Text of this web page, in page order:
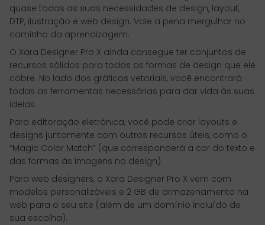
quase todas as suas necessidades de design, layout,
DTP, ilustração e web design. Vale a pena mergulhar no
caminho da aprendizagem.
O Xara Designer Pro X ainda consegue ter conjuntos de
recursos sólidos para todas as formas de design que ele
cobre. No lado dos gráficos vetoriais, você encontrará
todas as ferramentas necessárias para dar vida às suas
ideias.
Para editoração eletrônica, você pode criar layouts e
designs juntamente com outros recursos úteis, como o
“Magic Color Match” (que corresponderá a cor do texto e
das formas às imagens no design).
Para web designers, o Xara Designer Pro X vem com
modelos personalizáveis e 2 GB de armazenamento na
web para o seu site (além de um domínio incluído de
sua escolha).